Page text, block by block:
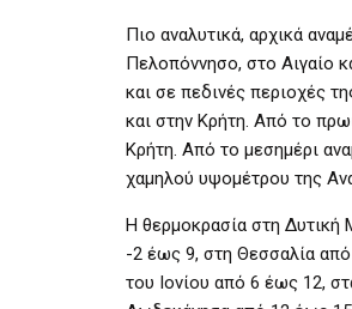
Πιο αναλυτικά, αρχικά
Πελοπόννησο, στο Αιγαίο
και σε πεδινές περιοχές
και στην Κρήτη. Από το
Κρήτη. Από το μεσημέρι
χαμηλού υψομέτρου της
Η θερμοκρασία στη Δυτική
-2 έως 9, στη Θεσσαλία
του Ιονίου από 6 έως 12,